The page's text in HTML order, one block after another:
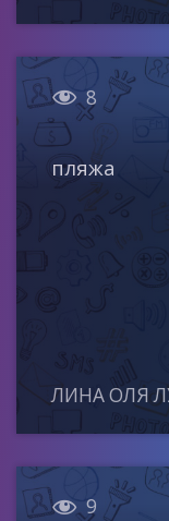
 8
пляжа
ЛИНА ОЛЯ
 9